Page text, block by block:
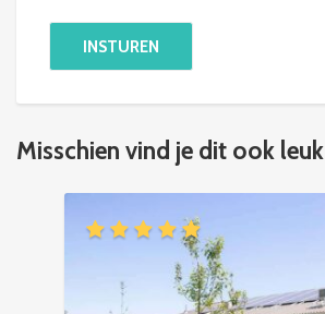
Misschien vind je dit ook leuk